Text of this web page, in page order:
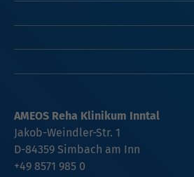
AMEOS Reha Klinikum Inntal
Jakob-Weindler-Str. 1
D-84359 Simbach am Inn
+49 8571 985 0